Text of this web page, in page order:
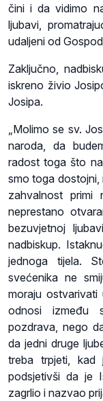
čini i da vidimo
ljubavi,
udaljeni od
Zaključno,
iskreno živio
Josipa.
„Molimo se sv.
naroda, da
radost toga što
smo toga
zahvalnost
neprestano
bezuvjetnoj
nadbiskup.
jednoga tijela.
svećenika ne
moraju
odnosi između
pozdrava, nego
da jedni druge
treba trpjeti, kad
podsjetivši da je
zagrlio i nazvao